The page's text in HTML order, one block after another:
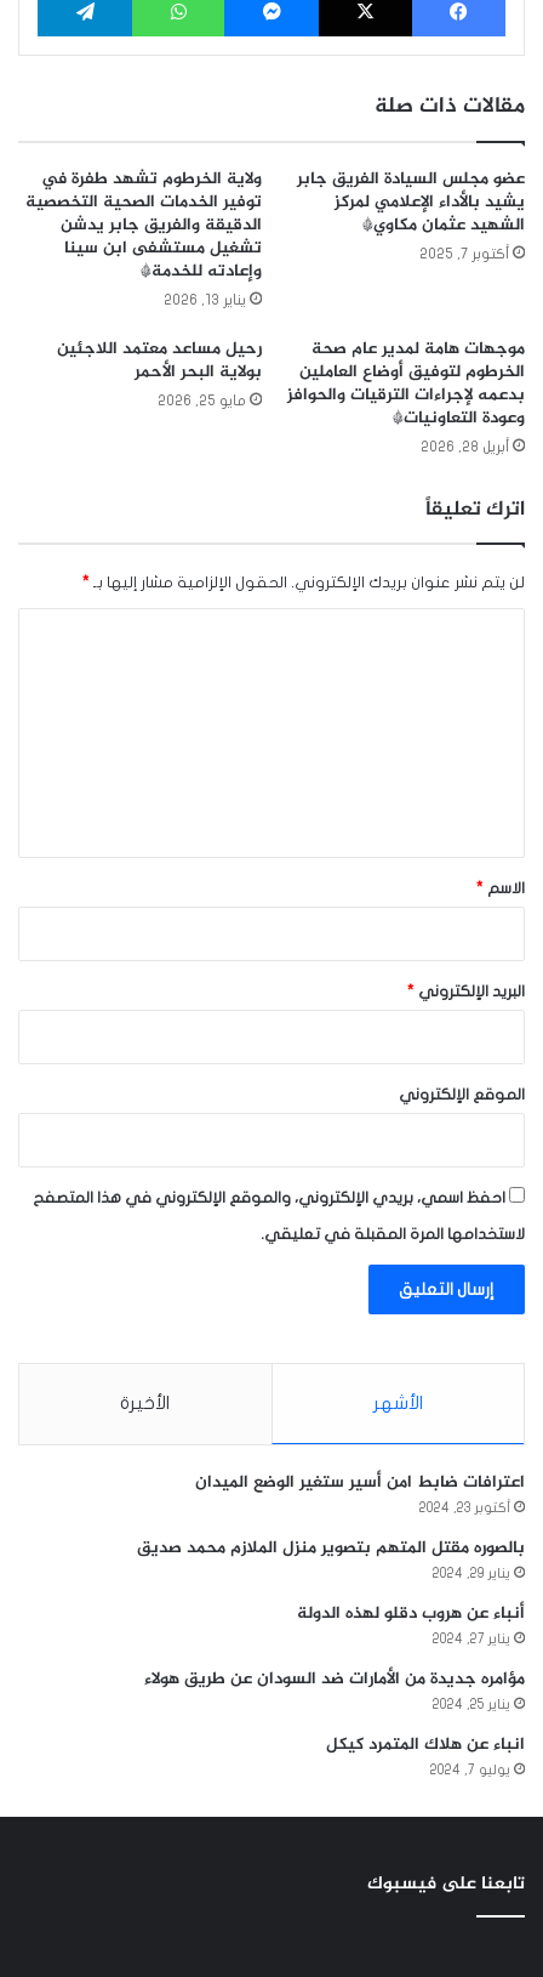
مقالات ذات صلة
عضو مجلس السيادة الفريق جابر
يشيد بالأداء الإعلامي لمركز
الشهيد عثمان مكاوي*
أكتوبر 7, 2025
ولاية الخرطوم تشهد طفرة في
توفير الخدمات الصحية التخصصية
الدقيقة والفريق جابر يدشن
تشغيل مستشفى ابن سينا
وإعادته للخدمة*
يناير 13, 2026
موجهات هامة لمدير عام صحة
الخرطوم لتوفيق أوضاع العاملين
بدعمه لإجراءات الترقيات والحوافز
وعودة التعاونيات*
أبريل 28, 2026
رحيل مساعد معتمد اللاجئين
بولاية البحر الأحمر
مايو 25, 2026
اترك تعليقاً
لن يتم نشر عنوان بريدك الإلكتروني. الحقول الإلزامية مشار إليها بـ *
*الاسم *
البريد الإلكتروني *
الموقع الإلكتروني
احفظ اسمي، بريدي الإلكتروني، والموقع الإلكتروني في هذا المتصفح
لاستخدامها المرة المقبلة في تعليقي.
الأشهر الأخيرة
اعترافات ضابط امن أسير ستغير الوضع الميدان
أكتوبر 23, 2024
بالصوره مقتل المتهم بتصوير منزل الملازم محمد صديق
يناير 29, 2024
أنباء عن هروب دقلو لهذه الدولة
يناير 27, 2024
مؤامره جديدة من الأمارات ضد السودان عن طريق هولاء
يناير 25, 2024
انباء عن هلاك المتمرد كيكل
يوليو 7, 2024
تابعنا على فيسبوك